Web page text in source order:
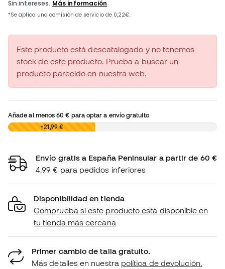
Este producto está descatalogado y no tenemos
stock de este producto. Prueba a buscar un
producto parecido en nuestra web.
Añade al menos60 € para optar a envío gratuito
0,00 € +21,99 €
Envío gratis a España Peninsular a partir de 60 €
4,99 € para pedidos inferiores
Disponibilidad en tienda
Comprueba si este producto está disponible en
tu tienda más cercana
Primer cambio de talla gratuito.
Más detalles en nuestra política de devolución.